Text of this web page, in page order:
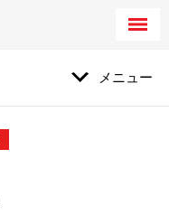
メニュー